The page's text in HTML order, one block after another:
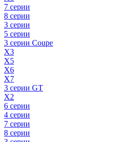
7 серии
8 серии
3 серии
5 серии
3 серии Coupe
X3
X5
X6
X7
3 серии GT
X2
6 серии
4 серии
7 серии
8 серии